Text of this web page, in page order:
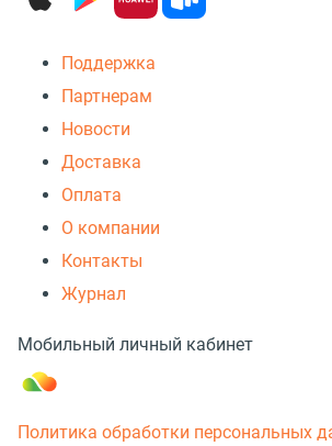
Поддержка
Партнерам
Новости
Доставка
Оплата
О компании
Контакты
Журнал
Мобильный личный кабинет
Политика обработки персональных